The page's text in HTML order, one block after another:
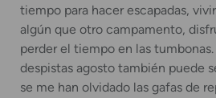
tiempo para hacer escapadas,
algún que otro campamento,
perder el tiempo en las
despistas agosto también puede
se me han olvidado las gafas de